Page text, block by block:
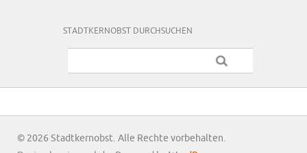
STADTKERNOBST DURCHSUCHEN
© 2026 Stadtkernobst. Alle Rechte vorbehalten.